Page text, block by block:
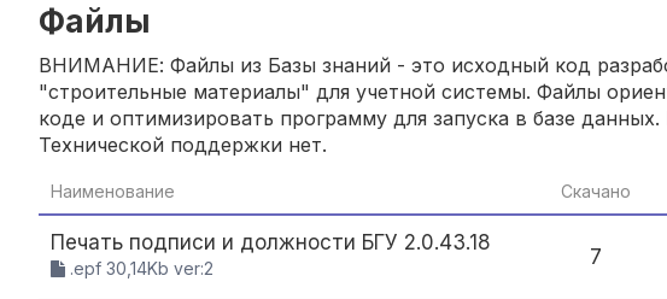
Файлы
ВНИМАНИЕ: Файлы из Базы знаний - это исходный код
"строительные материалы" для учетной системы. Файлы
коде и оптимизировать программу для запуска в базе
Технической поддержки нет.
Наименование Скачано
Печать подписи и должности БГУ 2.0.43.18
.epf 30,14Kb ver:2 7